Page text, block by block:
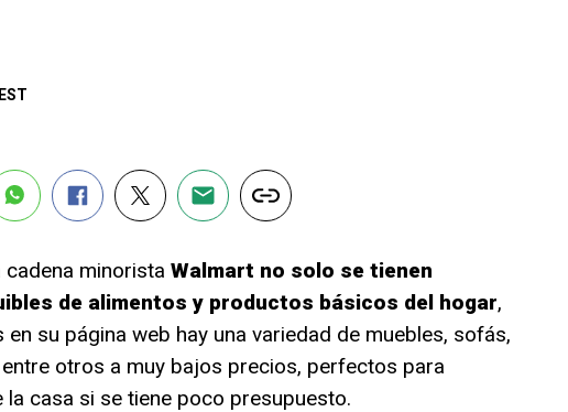
cadena minorista Walmart no solo se tienen
de alimentos y productos básicos del hogar,
en su página web hay una variedad de muebles, sofás,
otros a muy bajos precios, perfectos para
casa si se tiene poco presupuesto.